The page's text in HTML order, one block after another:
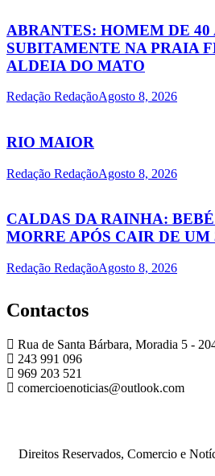
ABRANTES: HOMEM DE 40
SUBITAMENTE NA PRAIA
ALDEIA DO MATO
Redação RedaçãoAgosto 8, 2026
RIO MAIOR
Redação RedaçãoAgosto 8, 2026
CALDAS DA RAINHA:
MORRE APÓS CAIR DE UM
Redação RedaçãoAgosto 8, 2026
Contactos
Rua de Santa Bárbara, Moradia 5 -
243 991 096
969 203 521
comercioenoticias@outlook.com
Direitos Reservados, Comercio e